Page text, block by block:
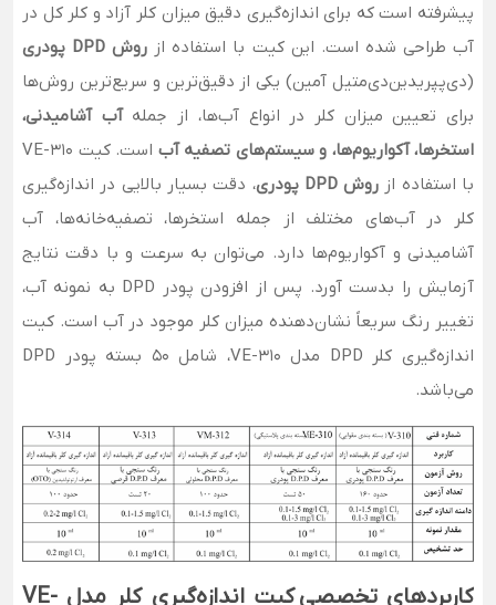
پیشرفته است که برای اندازه‌گیری دقیق میزان کلر آزاد و کلر کل در
آب طراحی شده است. این کیت با استفاده از روش DPD پودری
(دی‌پپریدین‌دی‌متیل آمین) یکی از دقیق‌ترین و سریع‌ترین روش‌ها
برای تعیین میزان کلر در انواع آب‌ها، از جملهآب آشامیدنی،
استخرها، آکواریوم‌ها، و سیستم‌های تصفیه آب
است. کیت VE-310
با استفاده از روش DPD پودری
، دقت بسیار بالایی در اندازه‌گیری
کلر در آب‌های مختلف از جمله استخرها، تصفیه‌خانه‌ها، آب
آشامیدنی و آکواریوم‌ها دارد. می‌توان به سرعت و با دقت نتایج
آزمایش را بدست آورد. پس از افزودن پودر DPD به نمونه آب،
تغییر رنگ سریعاً نشان‌دهنده میزان کلر موجود در آب است. کیت
اندازه‌گیری کلر DPD مدل VE-310، شامل 50 بسته پودر DPD
می‌باشد.
کاربردهای تخصصی
کیت اندازه‌گیری کلر مدل VE-